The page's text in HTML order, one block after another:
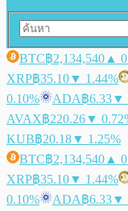
BTC฿2,134,540 ▲
XRP฿35.10▼ 1.44%
0.10%
ADA฿6.33▼
AVAX฿220.26▼
KUB฿20.18▼ 1.25%
BTC฿2,134,540 ▲
XRP฿35.10▼ 1.44%
0.10%
ADA฿6.33▼